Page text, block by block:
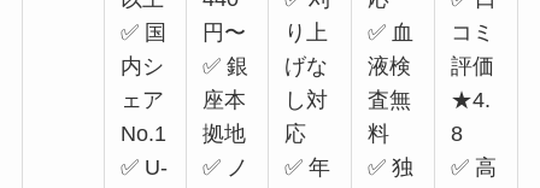
✅ 国
内シ
ェア
No.1
✅ U-
円〜
✅ 銀
座本
拠地
✅ ノ
り上
げな
し対
応
✅ 年
✅ 血
液検
査無
料
✅ 独
コミ
評価
★4.
8
✅ 高